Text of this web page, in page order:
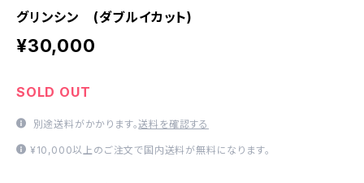
グリンシン (ダブルイカット)
¥30,000
SOLD OUT
別途送料がかかります。送料を確認する
¥10,000以上のご注文で国内送料が無料になります。